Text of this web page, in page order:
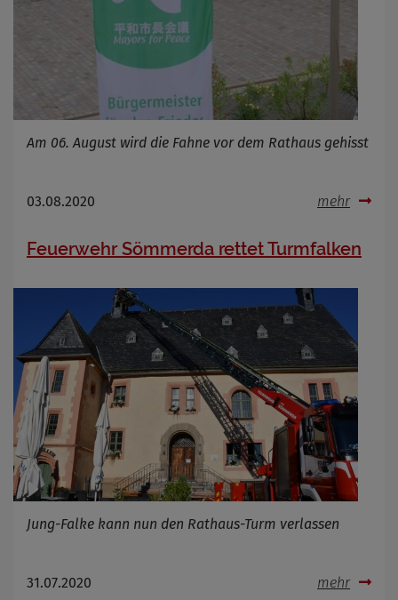
Am 06. August wird die Fahne vor dem Rathaus gehisst
03.08.2020 mehr
Feuerwehr Sömmerda rettet Turmfalken
Jung-Falke kann nun den Rathaus-Turm verlassen
31.07.2020 mehr